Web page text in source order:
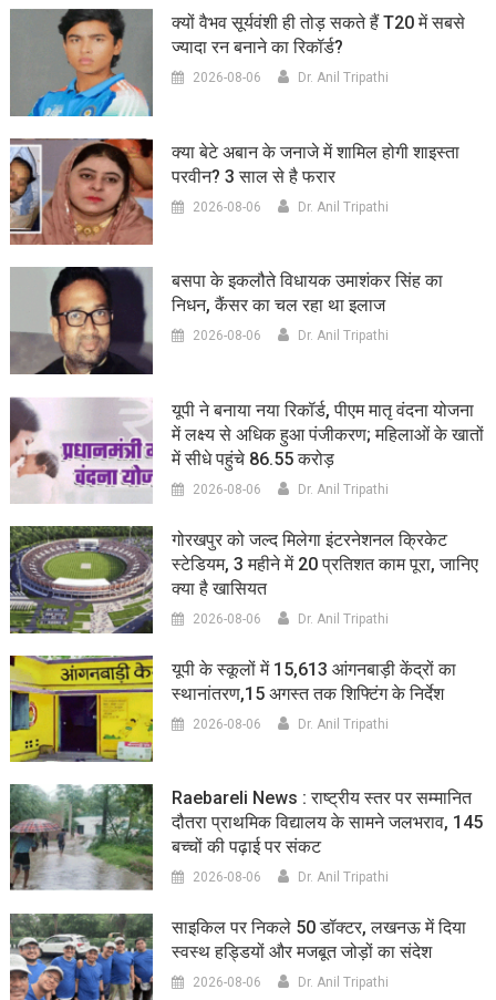
क्यों वैभव सूर्यवंशी ही तोड़ सकते हैं T20 में सबसे
ज्यादा रन बनाने का रिकॉर्ड?
2026-08-06 Dr. Anil Tripathi
क्या बेटे अबान के जनाजे में शामिल होगी शाइस्ता
परवीन? 3 साल से है फरार
2026-08-06 Dr. Anil Tripathi
बसपा के इकलौते विधायक उमाशंकर सिंह का
निधन, कैंसर का चल रहा था इलाज
2026-08-06 Dr. Anil Tripathi
यूपी ने बनाया नया रिकॉर्ड, पीएम मातृ वंदना योजना
में लक्ष्य से अधिक हुआ पंजीकरण; महिलाओं के खातों
में सीधे पहुंचे 86.55 करोड़
2026-08-06 Dr. Anil Tripathi
गोरखपुर को जल्द मिलेगा इंटरनेशनल क्रिकेट
स्टेडियम, 3 महीने में 20 प्रतिशत काम पूरा, जानिए
क्या है खासियत
2026-08-06 Dr. Anil Tripathi
यूपी के स्कूलों में 15,613 आंगनबाड़ी केंद्रों का
स्थानांतरण,15 अगस्त तक शिफ्टिंग के निर्देश
2026-08-06 Dr. Anil Tripathi
Raebareli News : राष्ट्रीय स्तर पर सम्मानित
दौतरा प्राथमिक विद्यालय के सामने जलभराव, 145
बच्चों की पढ़ाई पर संकट
2026-08-06 Dr. Anil Tripathi
साइकिल पर निकले 50 डॉक्टर, लखनऊ में दिया
स्वस्थ हड्डियों और मजबूत जोड़ों का संदेश
2026-08-06 Dr. Anil Tripathi